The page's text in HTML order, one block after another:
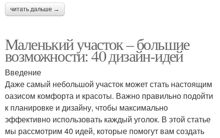
читать дальше →
Маленький участок – большие
возможности: 40 дизайн-идей
Введение
Даже самый небольшой участок может стать настоящим
оазисом комфорта и красоты. Важно правильно подойти
к планировке и дизайну, чтобы максимально
эффективно использовать каждый уголок. В этой статье
мы рассмотрим 40 идей, которые помогут вам создать